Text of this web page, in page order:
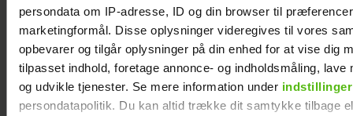
persondata om IP-adresse, ID og din browser til
marketingformål. Disse oplysninger videregives til vores
opbevarer og tilgår oplysninger på din enhed for at vise dig
tilpasset indhold, foretage annonce- og indholdsmåling, lave
og udvikle tjenester. Se mere information under indstillinger
persondatapolitik. Du kan altid trække dit samtykke tilbage
Mathilde Gøhler fortæller om bruddet med
Remee: Var gået fra hinanden før
graviditeten